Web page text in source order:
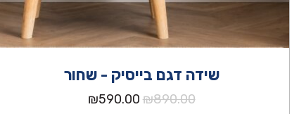
שידה דגם בייסיק - שחור
₪890.00
המחיר
₪590.00